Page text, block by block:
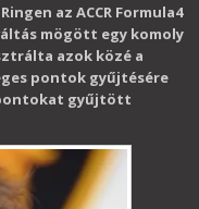
az ACCR Formula4
mögött egy komoly
azok közé a
pontok gyűjtésére
gyűjtött